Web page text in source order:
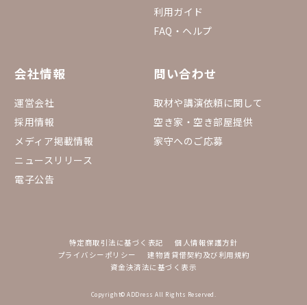
利用ガイド
FAQ・ヘルプ
会社情報
運営会社
採用情報
メディア掲載情報
ニュースリリース
電子公告
問い合わせ
取材や講演依頼に関して
空き家・空き部屋提供
家守へのご応募
特定商取引法に基づく表記
個人情報保護方針
プライバシーポリシー
建物賃貸借契約及び利用規約
資金決済法に基づく表示
Copyright© ADDress All Rights Reserved.